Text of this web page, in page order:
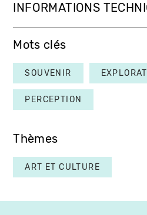
INFORMATIONS
Mots clés
SOUVENIR
PERCEPTION
Thèmes
ART ET CULTURE